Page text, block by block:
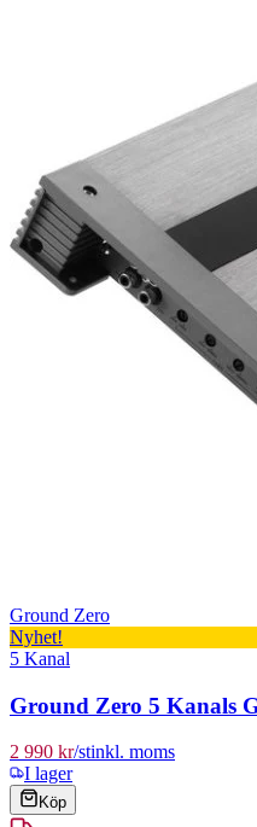
Ground Zero
Nyhet!
5 Kanal
Ground Zero 5 Kanals
2 990 kr/stinkl. moms
I lager
Köp